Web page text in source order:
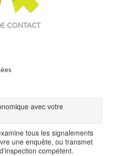
CONTACT
avec votre
tous les signalements
une enquête, ou transmet
compétent.